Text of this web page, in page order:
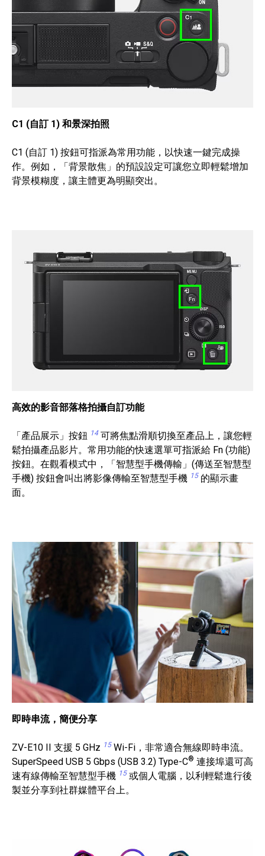
C1 (自訂 1) 和景深拍照
C1 (自訂 1) 按鈕可指派為常用功能，以快速一鍵完成操
作。例如，「背景散焦」的預設設定可讓您立即輕鬆增加
背景模糊度，讓主體更為明顯突出。
高效的影音部落格拍攝自訂功能
「產品展示」按鈕 14 可將焦點滑順切換至產品上，讓您輕
鬆拍攝產品影片。常用功能的快速選單可指派給 Fn (功能)
按鈕。在觀看模式中，「智慧型手機傳輸」(傳送至智慧型
手機) 按鈕會叫出將影像傳輸至智慧型手機 15 的顯示畫
面。
即時串流，簡便分享
ZV-E10 II 支援 5 GHz 15 Wi-Fi，非常適合無線即時串流。
SuperSpeed USB 5 Gbps (USB 3.2) Type-C® 連接埠還可高
速有線傳輸至智慧型手機 15 或個人電腦，以利輕鬆進行後
製並分享到社群媒體平台上。